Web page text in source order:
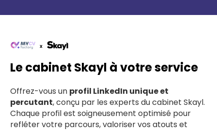
Le cabinet Skayl à votre service
Offrez-vous un profil LinkedIn unique et
percutant, conçu par les experts du cabinet Skayl.
Chaque profil est soigneusement optimisé pour
refléter votre parcours, valoriser vos atouts et